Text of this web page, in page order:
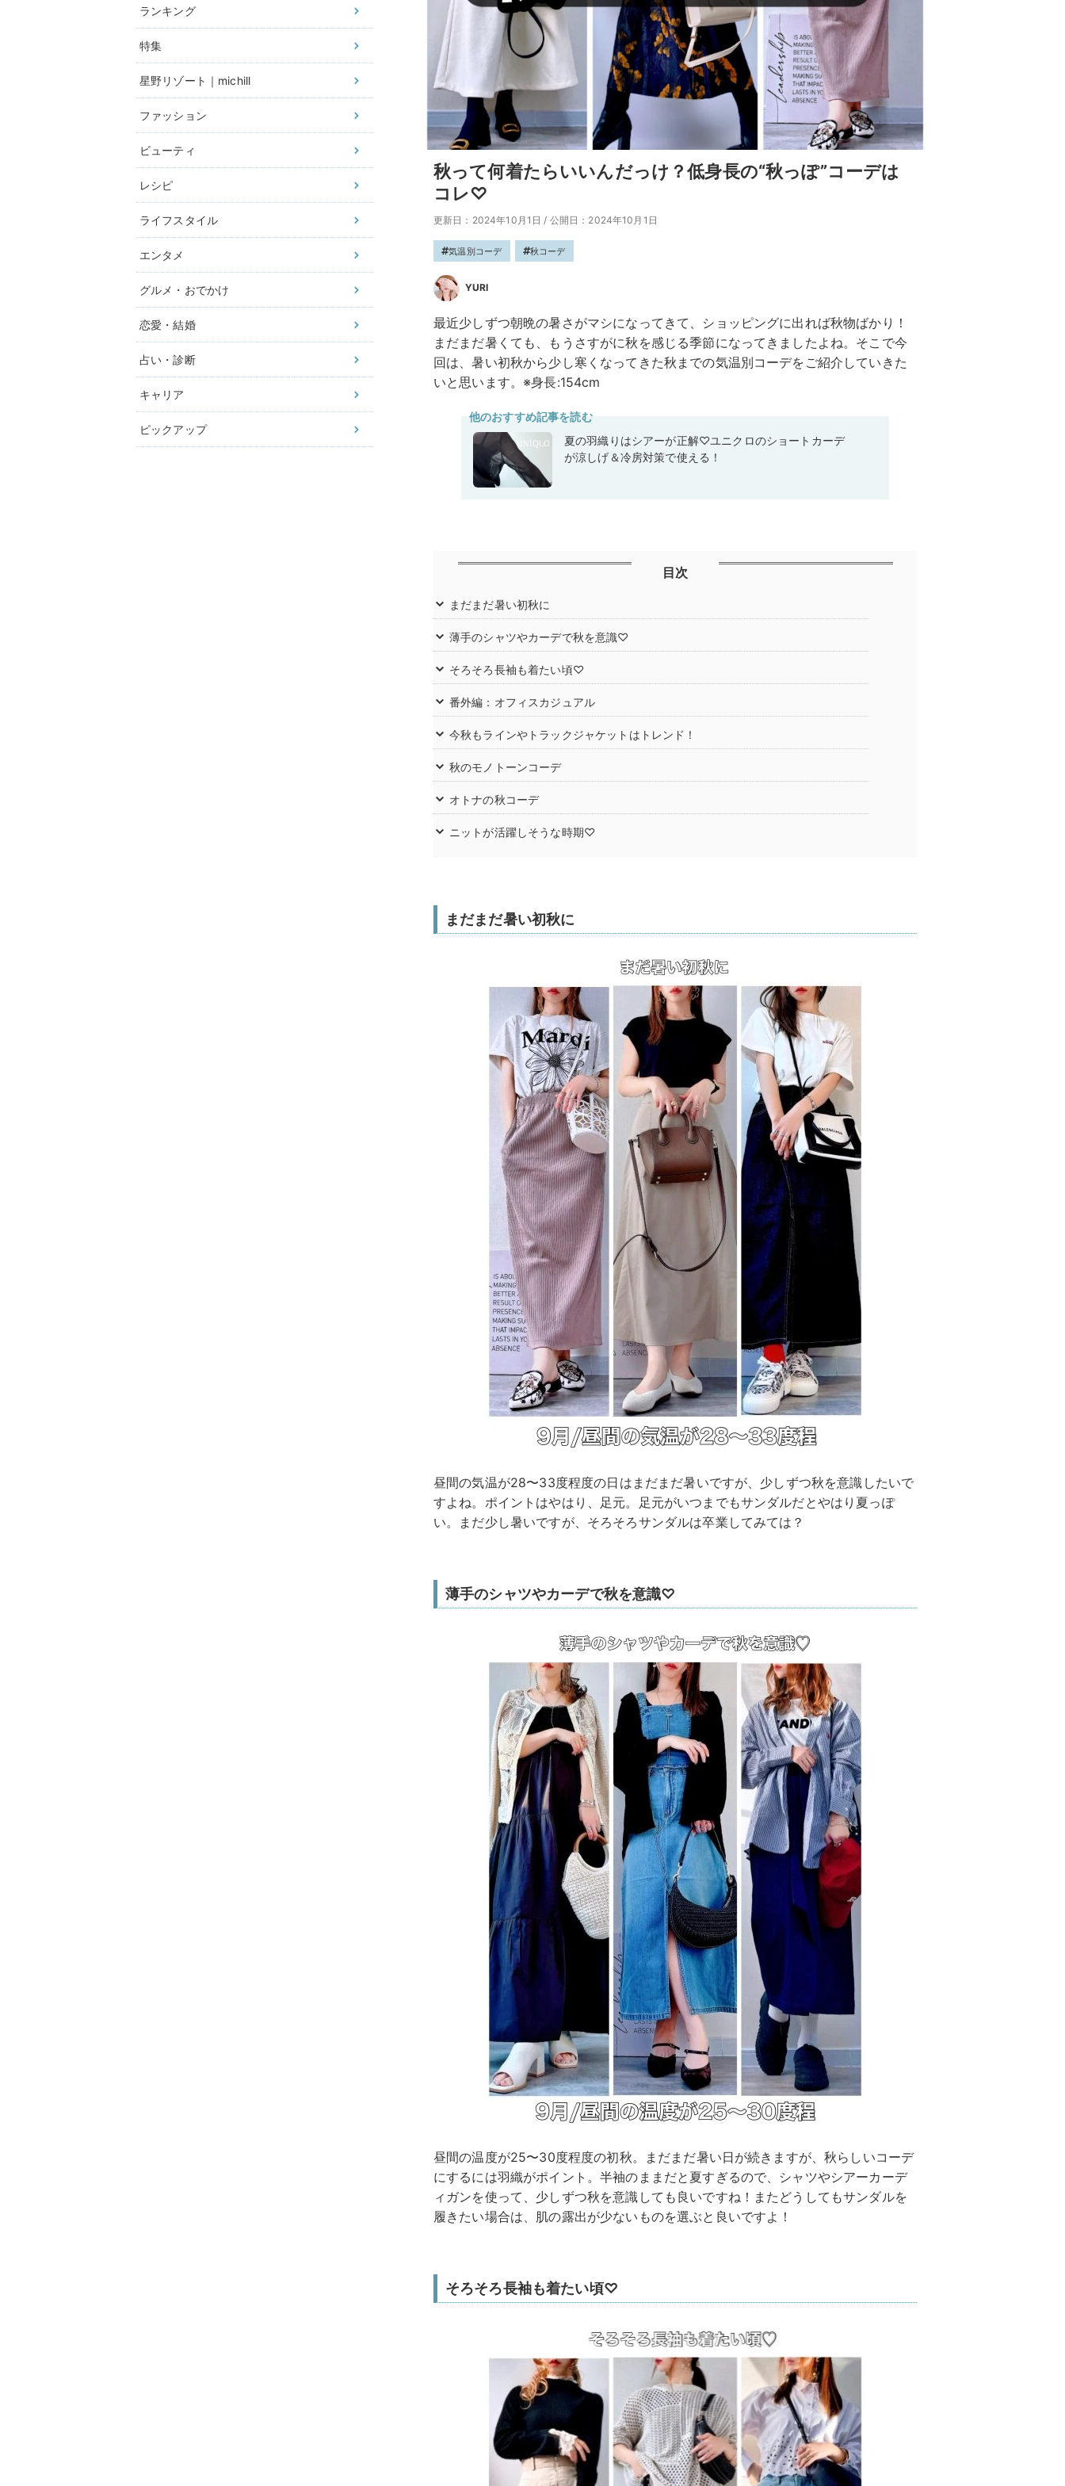
ランキング
特集
星野リゾート｜michill
ファッション
ビューティ
レシピ
ライフスタイル
エンタメ
グルメ・おでかけ
恋愛・結婚
占い・診断
キャリア
ピックアップ
秋って何着たらいいんだっけ？低身長の“秋っぽ”コーデは
コレ♡
更新日：2024年10月1日 / 公開日：2024年10月1日
気温別コーデ 秋コーデ
YURI
最近少しずつ朝晩の暑さがマシになってきて、ショッピングに出れば秋物ばかり！
まだまだ暑くても、もうさすがに秋を感じる季節になってきましたよね。そこで今
回は、暑い初秋から少し寒くなってきた秋までの気温別コーデをご紹介していきた
いと思います。※身長:154cm
他のおすすめ記事を読む
夏の羽織りはシアーが正解♡ユニクロのショートカーデ
が涼しげ＆冷房対策で使える！
目次
まだまだ暑い初秋に
薄手のシャツやカーデで秋を意識♡
そろそろ長袖も着たい頃♡
番外編：オフィスカジュアル
今秋もラインやトラックジャケットはトレンド！
秋のモノトーンコーデ
オトナの秋コーデ
ニットが活躍しそうな時期♡
まだまだ暑い初秋に
昼間の気温が28〜33度程度の日はまだまだ暑いですが、少しずつ秋を意識したいで
すよね。ポイントはやはり、足元。足元がいつまでもサンダルだとやはり夏っぽ
い。まだ少し暑いですが、そろそろサンダルは卒業してみては？
薄手のシャツやカーデで秋を意識♡
昼間の温度が25〜30度程度の初秋。まだまだ暑い日が続きますが、秋らしいコーデ
にするには羽織がポイント。半袖のままだと夏すぎるので、シャツやシアーカーデ
ィガンを使って、少しずつ秋を意識しても良いですね！またどうしてもサンダルを
履きたい場合は、肌の露出が少ないものを選ぶと良いですよ！
そろそろ長袖も着たい頃♡